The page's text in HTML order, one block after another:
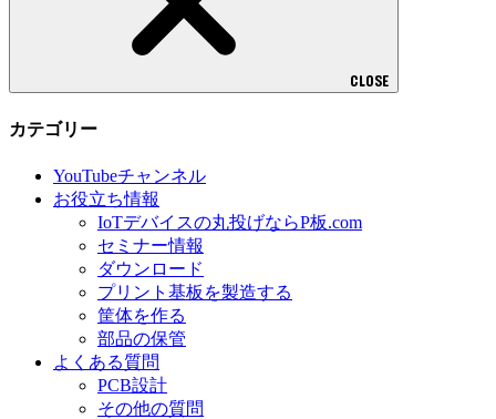
CLOSE
カテゴリー
YouTubeチャンネル
お役立ち情報
IoTデバイスの丸投げならP板.com
セミナー情報
ダウンロード
プリント基板を製造する
筐体を作る
部品の保管
よくある質問
PCB設計
その他の質問